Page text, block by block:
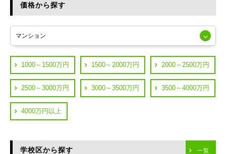
渋谷区
練馬区
葛飾区
横浜市鶴見区
横浜市神奈川区
川崎市川崎区
都営浅草線
JR中央線
JR中央・総武線
東京メトロ日比谷線
価格から探す
1000～1500万円 1500～2000万円 2000～2500万円
2500～3000万円 3000～3500万円 3500～4000万円
4000万円以上
学校区から探す 一覧